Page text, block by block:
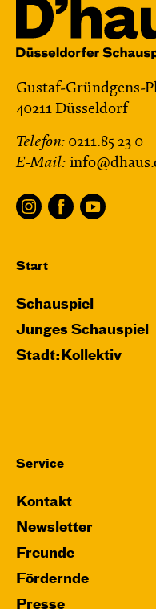
Gustaf-Gründgens-
40211 Düsseldorf
Telefon: 0211.85 23 0
E-Mail:
Start
Schauspiel
Junges Schauspiel
Stadt:Kollektiv
Service
Kontakt
Newsletter
Freunde
Fördernde
Presse